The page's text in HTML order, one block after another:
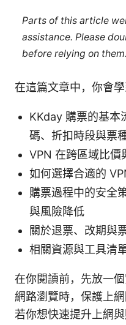
Parts of this article
assistance. Please
before relying on them.
在這篇文章中，你會學
KKday 購票的基本
碼、折扣時段與票
VPN 在跨區域比價
如何選擇合適的
購票過程中的安全
與風險降低
關於退票、改期與
相關資源與工具清
在你閱讀前，先放一
網路瀏覽時，保護上
若你想快速提升上網